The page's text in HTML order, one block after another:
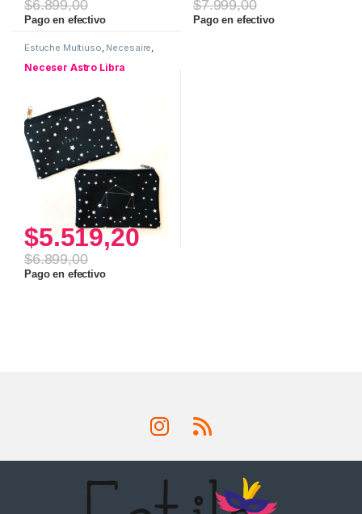
$6.899,00
Pago en efectivo
$7.999,00
Pago en efectivo
Estuche Multiuso, Necesaire,
Uso personal
Neceser Astro Libra
$5.519,20
$6.899,00
Pago en efectivo